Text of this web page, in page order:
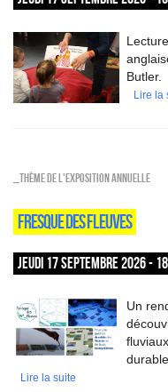
Butler.
Lire la
_Thème de l'exposition annuelle
FRESQUE DES FLEUVES
JEUDI 17 SEPTEMBRE 2026 -
Un
Lire la suite